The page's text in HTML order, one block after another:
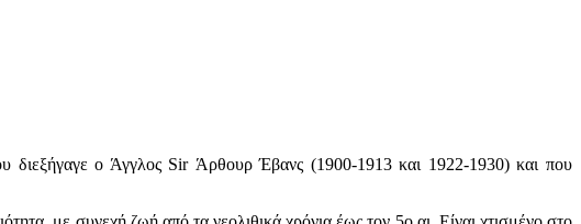
διεξήγαγε ο Άγγλος Sir Άρθουρ Έβανς (1900-1913 και 1922-1930) και που